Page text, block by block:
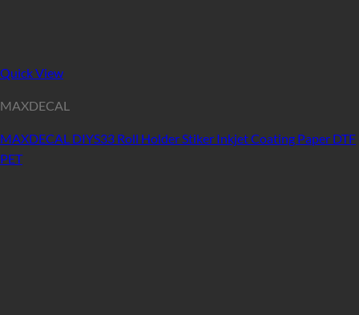
Quick View
MAXDECAL
MAXDECAL DIYS33 Roll Holder Stiker Inkjet Coating Paper DTF
PET